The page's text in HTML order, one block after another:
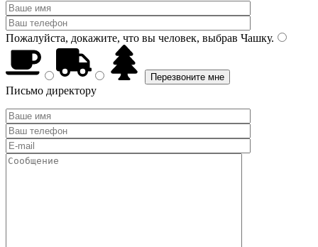
Пожалуйста, докажите, что вы человек, выбрав Чашку.
Письмо директору